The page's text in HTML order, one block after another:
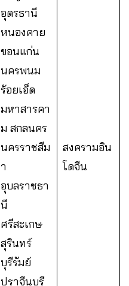
อุดรธานี
หนองคาย
ขอนแก่น
นครพนม
ร้อยเอ็ด
มหาสารคา
ม สกลนคร
นครราชสีม
า
อุบลราชธา
นี
ศรีสะเกษ
สุรินทร์
บุรีรัมย์
ปราจีนบุรี
สงครามอิน
โดจีน